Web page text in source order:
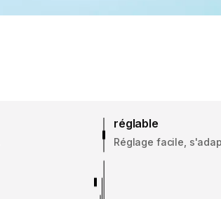
réglable
Réglage facile,